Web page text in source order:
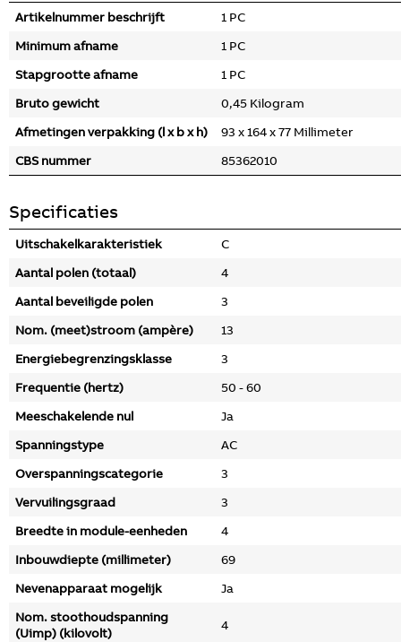
Artikelnummer beschrijft
1 PC
Minimum afname
1 PC
Stapgrootte afname
1 PC
Bruto gewicht
0,45 Kilogram
Afmetingen verpakking (l x b x h)
93 x 164 x 77 Millimeter
CBS nummer
85362010
Specificaties
Uitschakelkarakteristiek
C
Aantal polen (totaal)
4
Aantal beveiligde polen
3
Nom. (meet)stroom (ampère)
13
Energiebegrenzingsklasse
3
Frequentie (hertz)
50 - 60
Meeschakelende nul
Ja
Spanningstype
AC
Overspanningscategorie
3
Vervuilingsgraad
3
Breedte in module-eenheden
4
Inbouwdiepte (millimeter)
69
Nevenapparaat mogelijk
Ja
Nom. stoothoudspanning
(Uimp) (kilovolt)
4